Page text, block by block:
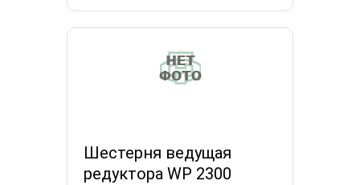
Шестерня ведущая
редуктора WP 2300